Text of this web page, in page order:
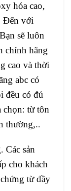
hóa cao,
Đến với
sẽ luôn
chính hãng
cao và thời
abc có
đều có đủ
chọn: từ tôn
thường,..
Các sản
cho khách
từ đầy